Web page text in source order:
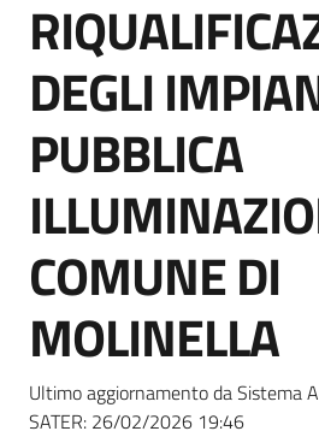
DEGLI
PUBBLICA
COMUNE DI
MOLINELLA
Ultimo aggiornamento da Sistema
SATER: 26/02/2026 19:46